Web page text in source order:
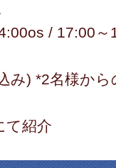
/ 17:00
み) *2名様から
て紹介